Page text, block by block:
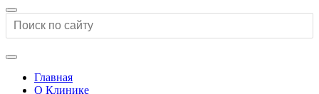
Главная
О Клинике